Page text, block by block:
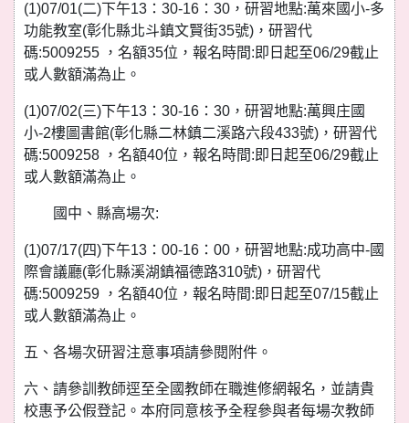
(1)07/01(二)下午13：30-16：30，研習地點:萬來國小-多
功能教室(彰化縣北斗鎮文賢街35號)，研習代
碼:5009255 ，名額35位，報名時間:即日起至06/29截止
或人數額滿為止。
(1)07/02(三)下午13：30-16：30，研習地點:萬興庄國
小-2樓圖書館(彰化縣二林鎮二溪路六段433號)，研習代
碼:5009258 ，名額40位，報名時間:即日起至06/29截止
或人數額滿為止。
國中、縣高場次:
(1)07/17(四)下午13：00-16：00，研習地點:成功高中-國
際會議廳(彰化縣溪湖鎮福德路310號)，研習代
碼:5009259 ，名額40位，報名時間:即日起至07/15截止
或人數額滿為止。
五、各場次研習注意事項請參閱附件。
六、請參訓教師逕至全國教師在職進修網報名，並請貴
校惠予公假登記。本府同意核予全程參與者每場次教師